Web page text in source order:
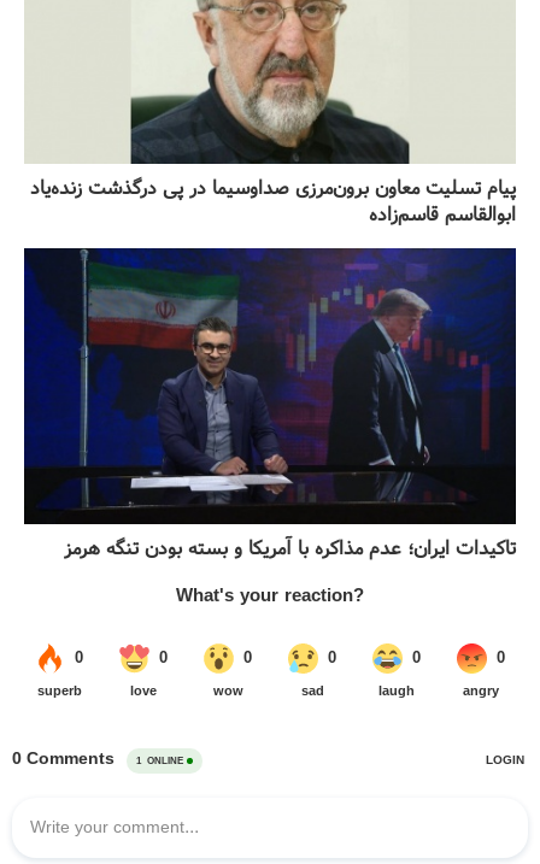
پیام تسلیت معاون برون‌مرزی صداوسیما در پی درگذشت زنده‌یاد
ابوالقاسم قاسم‌زاده
تاکیدات ایران؛ عدم مذاکره با آمریکا و بسته بودن تنگه هرمز